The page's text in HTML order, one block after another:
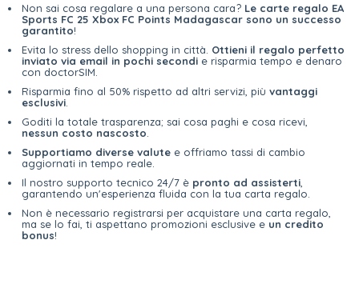
Non sai cosa regalare a una persona cara? Le carte regalo EA
Sports FC 25 Xbox FC Points Madagascar sono un successo
garantito!
Evita lo stress dello shopping in città. Ottieni il regalo perfetto
inviato via email in pochi secondi e risparmia tempo e denaro
con doctorSIM.
Risparmia fino al 50% rispetto ad altri servizi, più vantaggi
esclusivi
Goditi la totale trasparenza; sai cosa paghi e cosa ricevi,
nessun costo nascosto
Supportiamo diverse valute e offriamo tassi di cambio
aggiornati in tempo reale.
Il nostro supporto tecnico 24/7 è pronto ad assisterti
garantendo un'esperienza fluida con la tua carta regalo.
Non è necessario registrarsi per acquistare una carta regalo,
ma se lo fai, ti aspettano promozioni esclusive e un credito
bonus!